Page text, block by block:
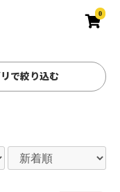
0
で絞り込む